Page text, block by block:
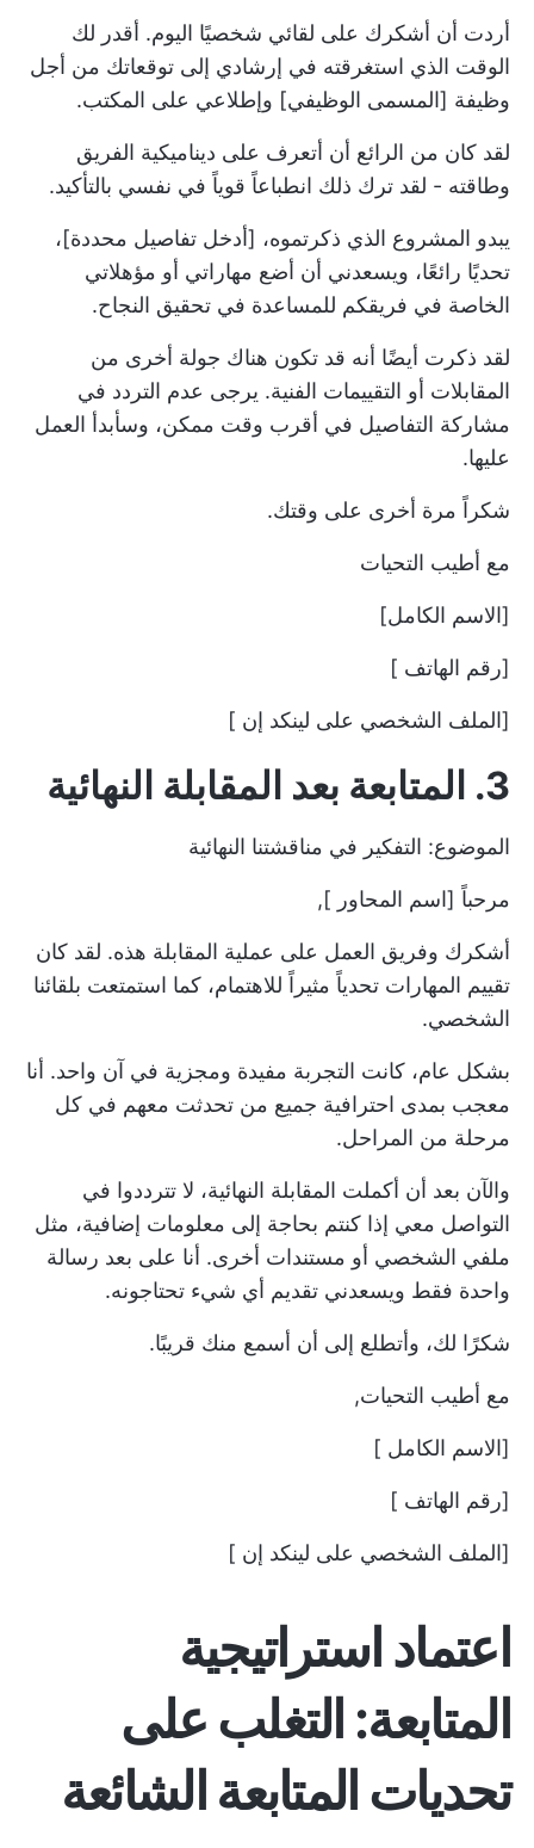
أردت أن أشكرك على لقائي شخصيًا اليوم. أقدر لك
الوقت الذي استغرقته في إرشادي إلى توقعاتك من أجل
وظيفة [المسمى الوظيفي] وإطلاعي على المكتب.
لقد كان من الرائع أن أتعرف على ديناميكية الفريق
وطاقته - لقد ترك ذلك انطباعاً قوياً في نفسي بالتأكيد.
يبدو المشروع الذي ذكرتموه، [أدخل تفاصيل محددة]،
تحديًا رائعًا، ويسعدني أن أضع مهاراتي أو مؤهلاتي
الخاصة في فريقكم للمساعدة في تحقيق النجاح.
لقد ذكرت أيضًا أنه قد تكون هناك جولة أخرى من
المقابلات أو التقييمات الفنية. يرجى عدم التردد في
مشاركة التفاصيل في أقرب وقت ممكن، وسأبدأ العمل
عليها.
شكراً مرة أخرى على وقتك.
مع أطيب التحيات
[الاسم الكامل]
[رقم الهاتف ]
[الملف الشخصي على لينكد إن ]
3. المتابعة بعد المقابلة النهائية
الموضوع: التفكير في مناقشتنا النهائية
مرحباً [اسم المحاور ],
أشكرك وفريق العمل على عملية المقابلة هذه. لقد كان
تقييم المهارات تحدياً مثيراً للاهتمام، كما استمتعت بلقائنا
الشخصي.
بشكل عام، كانت التجربة مفيدة ومجزية في آن واحد. أنا
معجب بمدى احترافية جميع من تحدثت معهم في كل
مرحلة من المراحل.
والآن بعد أن أكملت المقابلة النهائية، لا تترددوا في
التواصل معي إذا كنتم بحاجة إلى معلومات إضافية، مثل
ملفي الشخصي أو مستندات أخرى. أنا على بعد رسالة
واحدة فقط ويسعدني تقديم أي شيء تحتاجونه.
شكرًا لك، وأتطلع إلى أن أسمع منك قريبًا.
مع أطيب التحيات,
[الاسم الكامل ]
[رقم الهاتف ]
[الملف الشخصي على لينكد إن ]
اعتماد استراتيجية
المتابعة: التغلب على
تحديات المتابعة الشائعة